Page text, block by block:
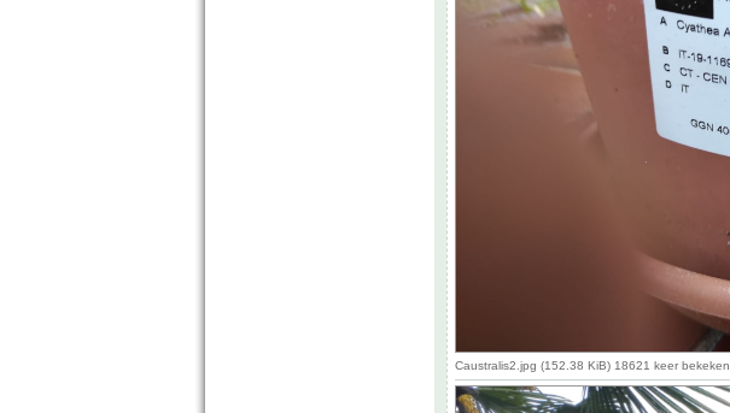
Caustralis2.jpg (152.38 KiB) 18621 keer bekeken